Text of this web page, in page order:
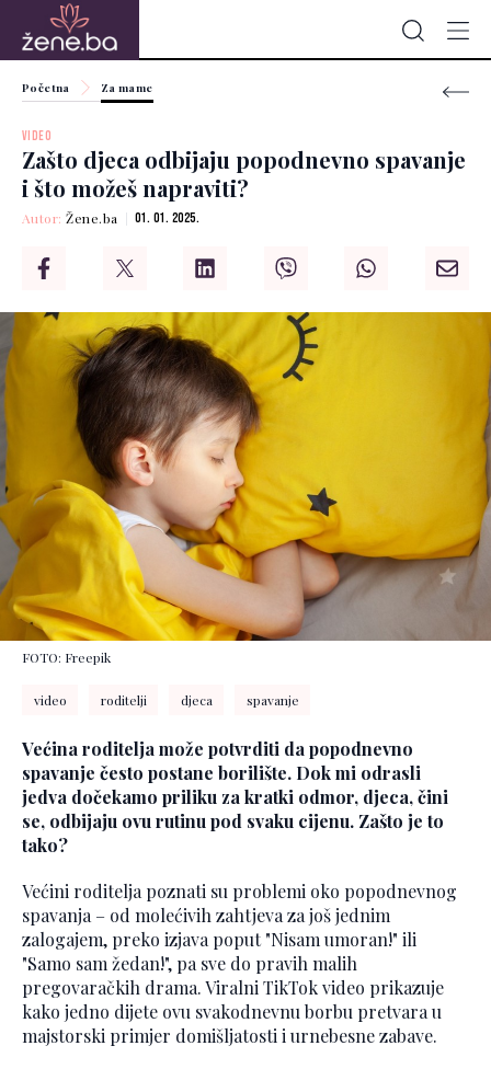
Početna Za mame
VIDEO
Zašto djeca odbijaju popodnevno spavanje
i što možeš napraviti?
Autor:Žene.ba 01. 01. 2025.
FOTO: Freepik
video roditelji djeca spavanje
Većina roditelja može potvrditi da popodnevno
spavanje često postane borilište. Dok mi odrasli
jedva dočekamo priliku za kratki odmor, djeca, čini
se, odbijaju ovu rutinu pod svaku cijenu. Zašto je to
tako?
Većini roditelja poznati su problemi oko popodnevnog
spavanja – od molećivih zahtjeva za još jednim
zalogajem, preko izjava poput "Nisam umoran!" ili
"Samo sam žedan!", pa sve do pravih malih
pregovaračkih drama. Viralni TikTok video prikazuje
kako jedno dijete ovu svakodnevnu borbu pretvara u
majstorski primjer domišljatosti i urnebesne zabave.